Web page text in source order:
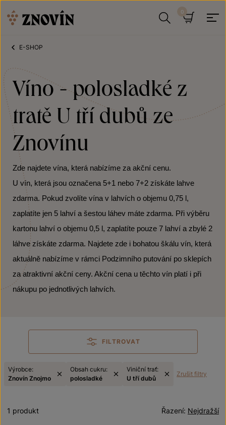
E-SHOP
Víno - polosladké z
tratě U tří dubů ze
Znovínu
Zde najdete vína, která nabízíme za akční cenu.
U vín, která jsou označena 5+1 nebo 7+2 získáte lahve
zdarma. Pokud zvolíte vína v lahvích o objemu 0,75 l,
zaplatíte jen 5 lahví a šestou láhev máte zdarma. Při výběru
kartonu lahví o objemu 0,5 l, zaplatíte pouze 7 lahví a zbylé 2
láhve získáte zdarma. Najdete zde i bohatou škálu vín, která
aktuálně nabízíme v rámci Podzimního putování po sklepích
za atraktivní akční ceny. Akční cena u těchto vín platí i při
nákupu po jednotlivých lahvích.
FILTROVAT
Výrobce:
Znovín Znojmo
Obsah cukru:
polosladké
Viniční trať:
U tří dubů
Zrušit filtry
Nejdražší
Řazení:
1 produkt